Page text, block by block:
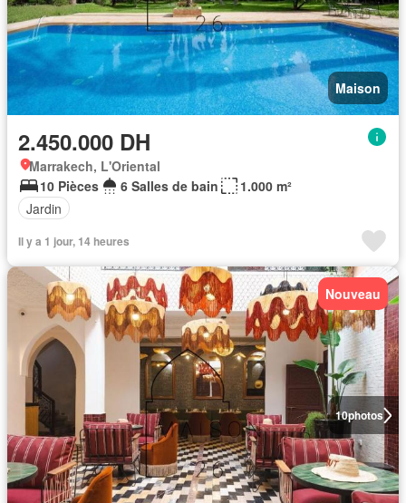
Maison
2.450.000 DH
Marrakech, L'Oriental
10 Pièces
6 Salles de bain
1.000 m²
Jardin
Il y a 1 jour, 14 heures
10photos
Nouveau